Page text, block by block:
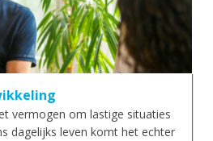
vermogen om lastige situaties
dagelijks leven komt het echter